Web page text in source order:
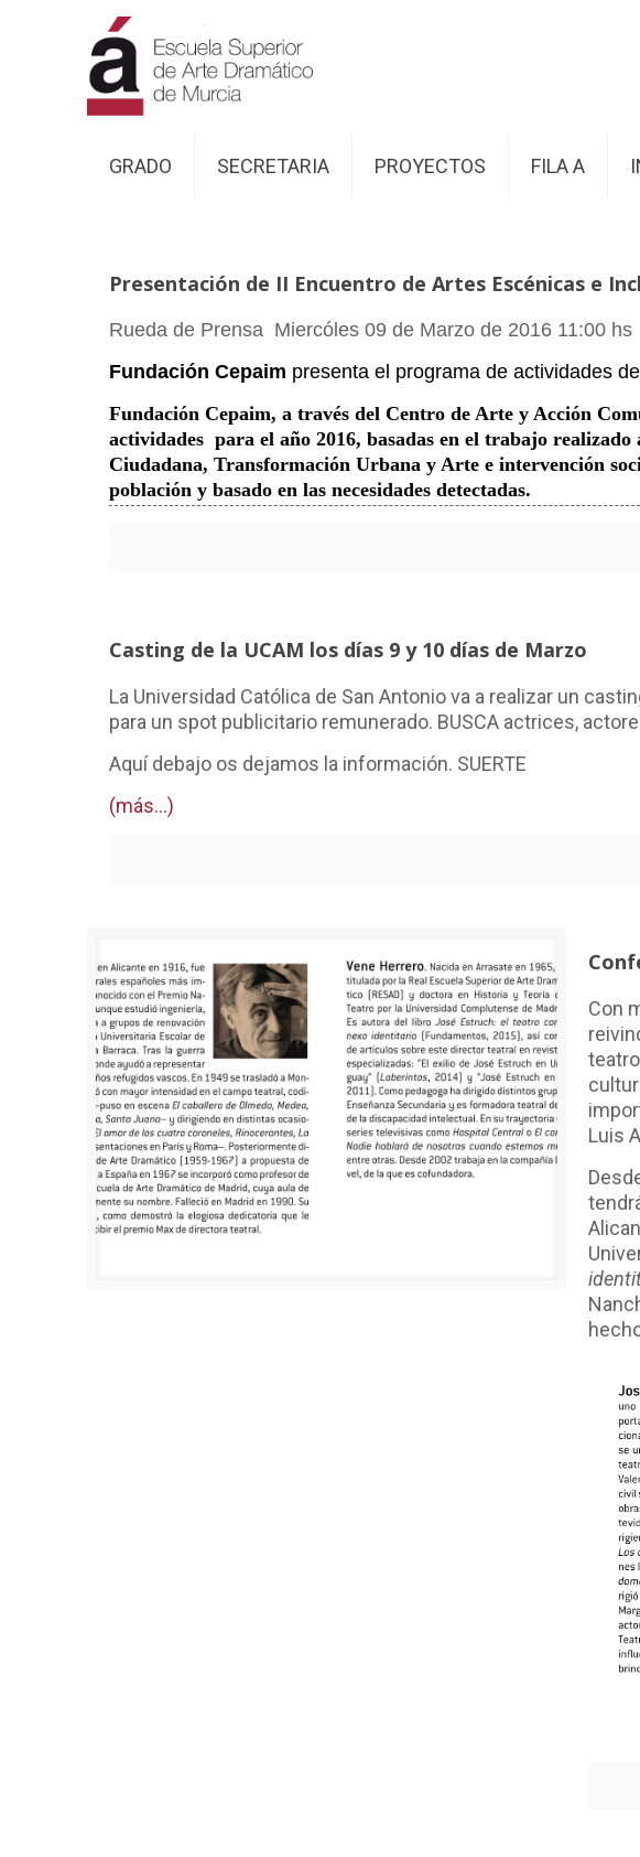
GRADO SECRETARIA PROYECTOS FILA A
Presentación de II Encuentro de Artes Escénicas e
Rueda de Prensa Miercóles 09 de Marzo de 2016 11:00 hs
Fundación Cepaim presenta el programa de actividades
Fundación Cepaim, a través del Centro de Arte y Acción
actividades para el año 2016, basadas en el trabajo
Ciudadana, Transformación Urbana y Arte e intervención
población y basado en las necesidades detectadas.
Casting de la UCAM los días 9 y 10 días de Marzo
La Universidad Católica de San Antonio va a realizar un
para un spot publicitario remunerado. BUSCA actrices,
Aquí debajo os dejamos la información. SUERTE
(más…)
Con
Luis